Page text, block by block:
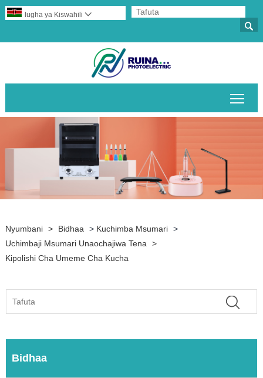

lugha ya Kiswahili 
Nyumbani > Bidhaa > Kuchimba Msumari >
Uchimbaji Msumari Unaochajiwa Tena
>
Kipolishi Cha Umeme Cha Kucha
Bidhaa